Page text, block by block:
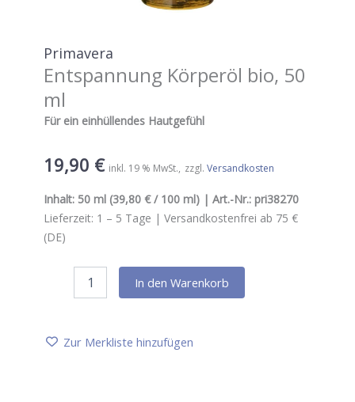
Primavera
Entspannung Körperöl bio, 50
ml
Für ein einhüllendes Hautgefühl
19,90 € inkl. 19 % MwSt. zzgl. Versandkosten
Inhalt: 50 ml (39,80 € / 100 ml) | Art.-Nr.: pri38270
Lieferzeit: 1 – 5 Tage | Versandkostenfrei ab 75 €
(DE)
Entspannung
50
In den Warenkorb
Zur Merkliste hinzufügen